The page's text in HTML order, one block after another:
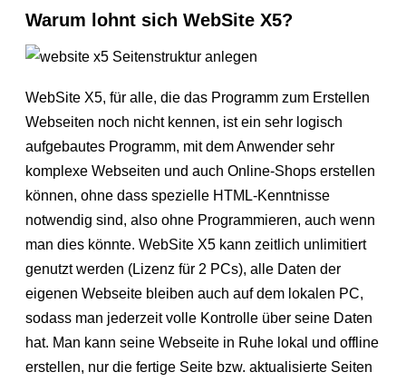
Warum lohnt sich WebSite X5?
WebSite X5, für alle, die das Programm zum Erstellen
Webseiten noch nicht kennen, ist ein sehr logisch
aufgebautes Programm, mit dem Anwender sehr
komplexe Webseiten und auch Online-Shops erstellen
können, ohne dass spezielle HTML-Kenntnisse
notwendig sind, also ohne Programmieren, auch wenn
man dies könnte. WebSite X5 kann zeitlich unlimitiert
genutzt werden (Lizenz für 2 PCs), alle Daten der
eigenen Webseite bleiben auch auf dem lokalen PC,
sodass man jederzeit volle Kontrolle über seine Daten
hat. Man kann seine Webseite in Ruhe lokal und offline
erstellen, nur die fertige Seite bzw. aktualisierte Seiten